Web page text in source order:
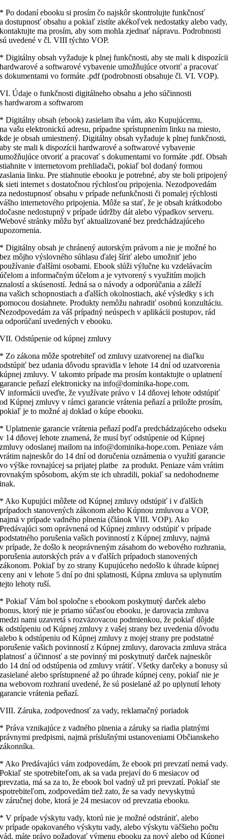
* Po dodaní ebooku si prosím čo najskôr skontrolujte funkčnosť
a dostupnosť obsahu a pokiaľ zistíte akékoľvek nedostatky alebo vady,
kontaktujte ma prosím, aby som mohla zjednať nápravu. Podrobnosti
sú uvedené v čl. VIII týchto VOP.
* Digitálny obsah vyžaduje k plnej funkčnosti, aby ste mali k dispozícii
hardwarové a softwarové vybavenie umožňujúce otvoriť a pracovať
s dokumentami vo formáte .pdf (podrobnosti obsahuje čl. VI. VOP).
VI. Údaje o funkčnosti digitálneho obsahu a jeho súčinnosti
s hardwarom a softwarom
* Digitálny obsah (ebook) zasielam iba vám, ako Kupujúcemu,
na vašu elektronickú adresu, prípadne sprístupnením linku na miesto,
kde je obsah umiestnený. Digitálny obsah vyžaduje k plnej funkčnosti,
aby ste mali k dispozícii hardwarové a softwarové vybavenie
umožňujúce otvoriť a pracovať s dokumentami vo formáte .pdf. Obsah
stiahnite v internetovom prehliadači, pokiaľ bol dodaný formou
zaslania linku. Pre stiahnutie ebooku je potrebné, aby ste boli pripojený
k sieti internet s dostatočnou rýchlosťou pripojenia. Nezodpovedám
za nedostupnosť obsahu v prípade nefunkčnosti či pomalej rýchlosti
vášho internetového pripojenia. Môže sa stať, že je obsah krátkodobo
dočasne nedostupný v prípade údržby dát alebo výpadkov serveru.
Webové stránky môžu byť aktualizované bez predchádzajúceho
upozornenia.
* Digitálny obsah je chránený autorským právom a nie je možné ho
bez môjho výslovného súhlasu ďalej šíriť alebo umožniť jeho
používanie ďalšími osobami. Ebook slúži výlučne ku vzdelávacím
účelom a informačným účelom a je vytvorený s využitím mojich
znalostí a skúseností. Jedná sa o návody a odporúčania a záleží
na vašich schopnostiach a ďalších okolnostiach, aké výsledky s ich
pomocou dosiahnete. Produkty nemôžu nahradiť osobnú konzultáciu.
Nezodpovedám za váš prípadný neúspech v aplikácii postupov, rád
a odporúčaní uvedených v ebooku.
VII. Odstúpenie od kúpnej zmluvy
* Zo zákona môže spotrebiteľ od zmluvy uzatvorenej na diaľku
odstúpiť bez udania dôvodu spravidla v lehote 14 dní od uzatvorenia
kúpnej zmluvy. V takomto prípade ma prosím kontaktujte o uplatnení
garancie peňazí elektronicky na info@dominika-hope.com.
V informácii uveďte, že využívate právo v 14 dňovej lehote odstúpiť
od Kúpnej zmluvy v rámci garancie vrátenia peňazí a priložte prosím,
pokiaľ je to možné aj doklad o kúpe ebooku.
* Uplatnenie garancie vrátenia peňazí podľa predchádzajúceho odseku
v 14 dňovej lehote znamená, že musí byť odstúpenie od Kúpnej
zmluvy odoslanej mailom na info@dominika-hope.com. Peniaze vám
vrátim najneskôr do 14 dní od doručenia oznámenia o využití garancie
vo výške rovnajúcej sa prijatej platbe za produkt. Peniaze vám vrátim
rovnakým spôsobom, akým ste ich uhradili, pokiaľ sa nedohodneme
inak.
* Ako Kupujúci môžete od Kúpnej zmluvy odstúpiť i v ďalších
prípadoch stanovených zákonom alebo Kúpnou zmluvou a VOP,
najmä v prípade vadného plnenia (článok VIII. VOP). Ako
Predávajúci som oprávnená od Kúpnej zmluvy odstúpiť v prípade
podstatného porušenia vašich povinností z Kúpnej zmluvy, najmä
v prípade, že došlo k neoprávneným zásahom do webového rozhrania,
porušenia autorských práv a v ďalších prípadoch stanovených
zákonom. Pokiaľ by zo strany Kupujúceho nedošlo k úhrade kúpnej
ceny ani v lehote 5 dní po dni splatnosti, Kúpna zmluva sa uplynutím
tejto lehoty ruší.
* Pokiaľ Vám bol spoločne s ebookom poskytnutý darček alebo
bonus, ktorý nie je priamo súčasťou ebooku, je darovacia zmluva
medzi nami uzavretá s rozväzovacou podmienkou, že pokiaľ dôjde
k odstúpeniu od Kúpnej zmluvy z vašej strany bez uvedenia dôvodu
alebo k odstúpeniu od Kúpnej zmluvy z mojej strany pre podstatné
porušenie vašich povinností z Kúpnej zmluvy, darovacia zmluva stráca
platnosť a účinnosť a ste povinný mi poskytnutý darček najneskôr
do 14 dní od odstúpenia od zmluvy vrátiť. Všetky darčeky a bonusy sú
zasielané alebo sprístupnené až po úhrade kúpnej ceny, pokiaľ nie je
na webovom rozhraní uvedené, že sú posielané až po uplynutí lehoty
garancie vrátenia peňazí.
VIII. Záruka, zodpovednosť za vady, reklamačný poriadok
* Práva vznikajúce z vadného plnenia a záruky sa riadia platnými
právnymi predpismi, najmä príslušnými ustanoveniami Občianskeho
zákonníka.
* Ako Predávajúci vám zodpovedám, že ebook pri prevzatí nemá vady.
Pokiaľ ste spotrebiteľom, ak sa vada prejaví do 6 mesiacov od
prevzatia, má sa za to, že ebook bol vadný už pri prevzatí. Pokiaľ ste
spotrebiteľom, zodpovedám tiež zato, že sa vady nevyskytnú
v záručnej dobe, ktorá je 24 mesiacov od prevzatia ebooku.
* V prípade výskytu vady, ktorú nie je možné odstrániť, alebo
v prípade opakovaného výskytu vady, alebo výskytu väčšieho počtu
vád, máte právo požadovať výmenu ebooku za nový alebo od Kúpnej